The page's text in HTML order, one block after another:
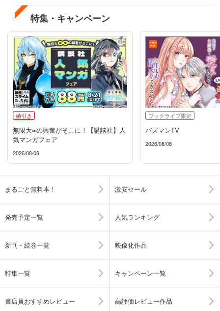
特集・キャンペーン
値引き
無限大∞の興奮がそこに！【講談社】人
気マンガフェア
2026/08/08
ブックライブ限定
バズマンTV
2026/08/08
まるごと無料本！ 激安セール
発売予定一覧 人気ランキング
新刊・続巻一覧 映像化作品
特集一覧 キャンペーン一覧
書店員おすすめレビュー 高評価レビュー作品